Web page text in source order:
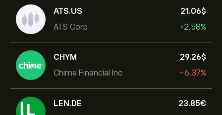
ATS.US
ATS Corp
21.06‎$‎
+2.58%
CHYM
Chime Financial Inc
29.26‎$‎
-6.37%
LEN.DE
23.85‎€‎